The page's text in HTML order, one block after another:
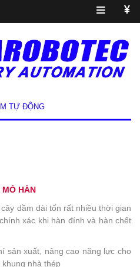
TỰ ĐỘNG
HÀN
dầm dài tốn rất nhiều thời gian
xác khi hàn đính và hàn chết
sản xuất, nâng cao năng lực cho
nhà thép